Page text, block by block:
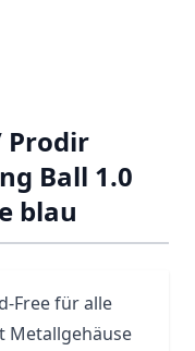
Prodir
Ball 1.0
blau
Free für alle
Metallgehäuse